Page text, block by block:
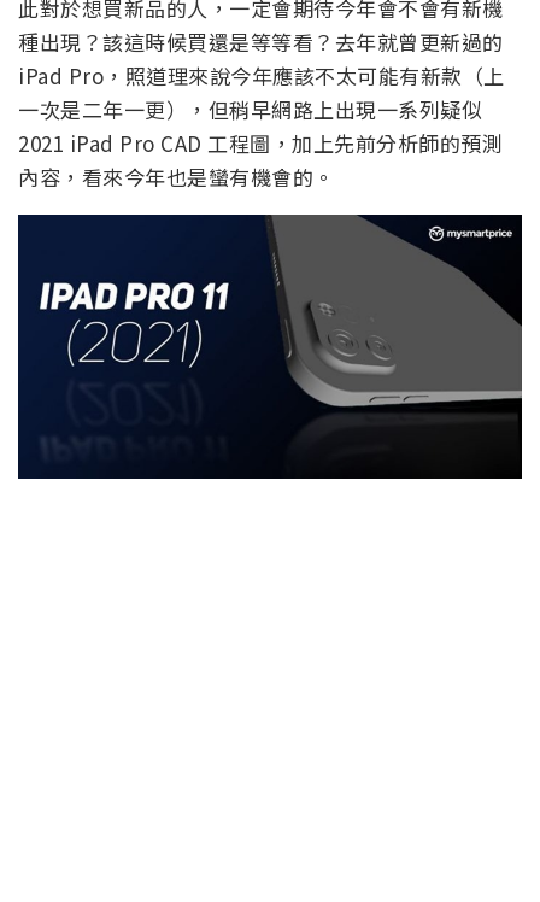
此對於想買新品的人，一定會期待今年會不會有新機
種出現？該這時候買還是等等看？去年就曾更新過的
iPad Pro，照道理來說今年應該不太可能有新款（上
一次是二年一更），但稍早網路上出現一系列疑似
2021 iPad Pro CAD 工程圖，加上先前分析師的預測
內容，看來今年也是蠻有機會的。